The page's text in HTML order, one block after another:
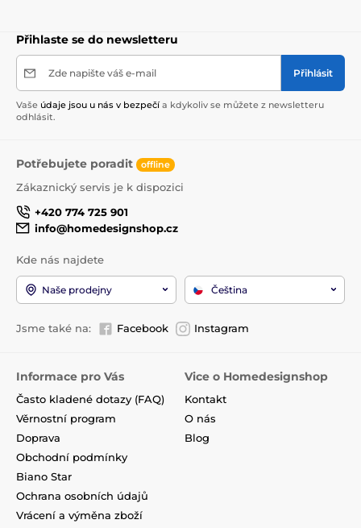
Přihlaste se do newsletteru
Zde napište váš e-mail Přihlásit
Vaše údaje jsou u nás v bezpečí a kdykoliv se můžete z newsletteru
odhlásit.
Potřebujete poradit offline
Zákaznický servis je k dispozici
+420 774 725 901
info@homedesignshop.cz
Kde nás najdete
Naše prodejny Čeština
Jsme také na: Facebook Instagram
Informace pro Vás
Často kladené dotazy (FAQ)
Věrnostní program
Doprava
Obchodní podmínky
Biano Star
Ochrana osobních údajů
Vrácení a výměna zboží
Vice o Homedesignshop
Kontakt
O nás
Blog